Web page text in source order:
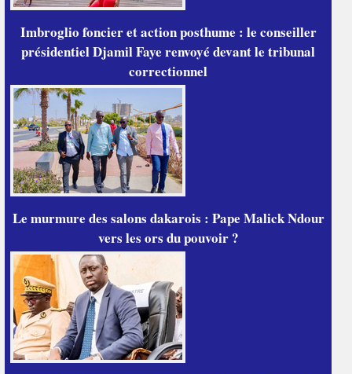
Imbroglio foncier et action posthume : le conseiller
présidentiel Djamil Faye renvoyé devant le tribunal
correctionnel
Le murmure des salons dakarois : Pape Malick Ndour
vers les ors du pouvoir ?